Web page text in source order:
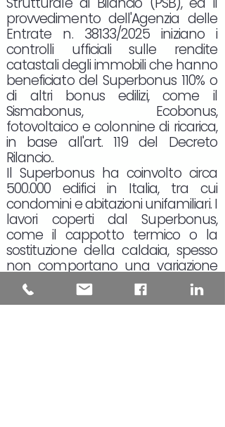
provvedimento dell'Agenzia delle
Entrate n. 38133/2025 iniziano i
controlli ufficiali sulle rendite
catastali degli immobili che hanno
beneficiato del Superbonus 110% o
di altri bonus edilizi, come il
Sismabonus, Ecobonus,
fotovoltaico e colonnine di ricarica,
in base all'art. 119 del Decreto
Rilancio..
Il Superbonus ha coinvolto circa
500.000 edifici in Italia, tra cui
condomini e abitazioni unifamiliari. I
lavori coperti dal Superbonus,
come il cappotto termico o la
sostituzione della caldaia, spesso
non comportano una variazione
della pianta dell'immobile, e quindi
non richiedono, in teoria, un